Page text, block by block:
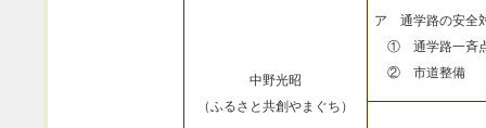
中野光昭
（ふるさと共創やまぐち）
ア 通学路の安全
① 通学路一斉
② 市道整備